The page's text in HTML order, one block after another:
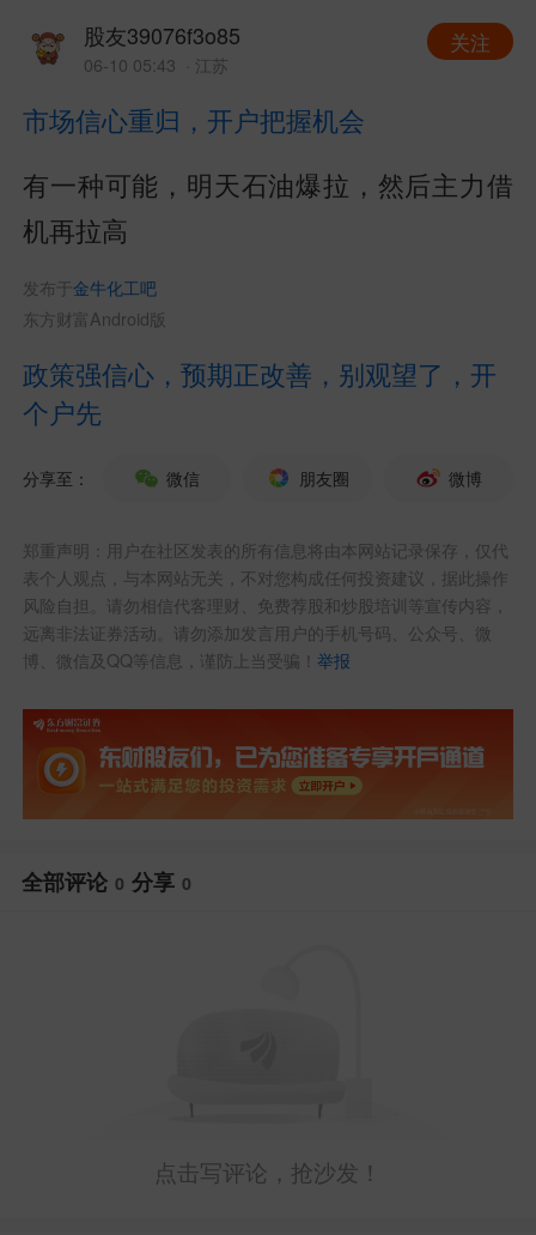
股友39076f3o85
06-10 05:43 · 江苏
关注
市场信心重归，开户把握机会
有一种可能，明天石油爆拉，然后主力借
机再拉高
发布于金牛化工吧
东方财富Android版
政策强信心，预期正改善，别观望了，开
个户先
分享至： 微信 朋友圈 微博
郑重声明：用户在社区发表的所有信息将由本网站记录保存，仅代
表个人观点，与本网站无关，不对您构成任何投资建议，据此操作
风险自担。请勿相信代客理财、免费荐股和炒股培训等宣传内容，
远离非法证券活动。请勿添加发言用户的手机号码、公众号、微
博、微信及QQ等信息，谨防上当受骗！举报
全部评论 0 分享 0
点击写评论，抢沙发！